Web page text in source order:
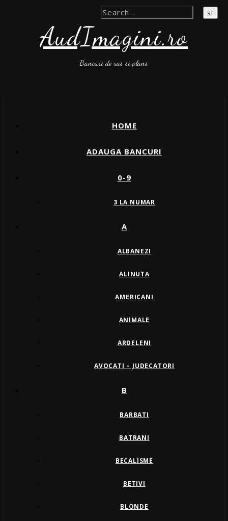
AudImagini.ro
Bancuri de ras si plans
HOME
ADAUGA BANCURI
0-9
3 LA NUMAR
A
ALBANEZI
ALINUTA
AMERICANI
ANIMALE
ARDELENI
AVOCATI – JUDECATORI
B
BARBATI
BATRANI
BECALISME
BETIVI
BLONDE